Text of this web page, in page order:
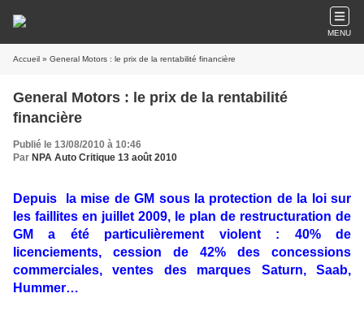
MENU
Accueil » General Motors : le prix de la rentabilité financière
General Motors : le prix de la rentabilité
financière
Publié le 13/08/2010 à 10:46
Par NPA Auto Critique 13 août 2010
Depuis la mise de GM sous la protection de la loi sur
les faillites en juillet 2009, le plan de restructuration de
GM a été particulièrement violent : 40% de
licenciements, cession de 42% des concessions
commerciales, ventes des marques Saturn, Saab,
Hummer…